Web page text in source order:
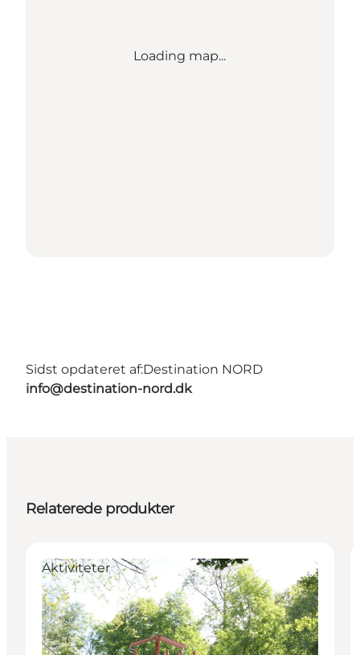
Loading map...
Sidst opdateret af:Destination NORD
info@destination-nord.dk
Relaterede produkter
Aktiviteter